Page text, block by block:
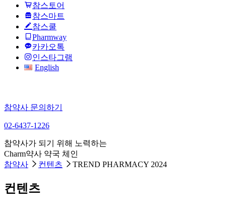
참스토어
참스마트
참스쿨
Pharmway
카카오톡
인스타그램
English
참약사 문의하기
02-6437-1226
참약사가 되기 위해 노력하는
Charm약사 약국 체인
참약사
컨텐츠 TREND PHARMACY 2024
컨텐츠